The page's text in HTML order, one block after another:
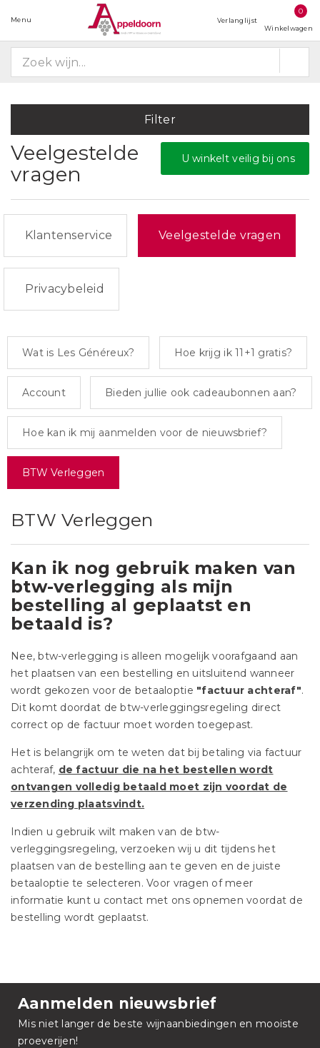
Menu Verlanglijst
0
Winkelwagen
Filter
U winkelt veilig bij ons
Veelgestelde
vragen
Klantenservice Veelgestelde vragen
Privacybeleid
Wat is Les Généreux? Hoe krijg ik 11+1 gratis?
Account Bieden jullie ook cadeaubonnen aan?
Hoe kan ik mij aanmelden voor de nieuwsbrief?
BTW Verleggen
BTW Verleggen
Kan ik nog gebruik maken van
btw-verlegging als mijn
bestelling al geplaatst en
betaald is?
Nee, btw-verlegging is alleen mogelijk voorafgaand aan
het plaatsen van een bestelling en uitsluitend wanneer
wordt gekozen voor de betaaloptie "factuur achteraf".
Dit komt doordat de btw-verleggingsregeling direct
correct op de factuur moet worden toegepast.
Het is belangrijk om te weten dat bij betaling via factuur
achteraf, de factuur die na het bestellen wordt
ontvangen volledig betaald moet zijn voordat de
verzending plaatsvindt.
Indien u gebruik wilt maken van de btw-
verleggingsregeling, verzoeken wij u dit tijdens het
plaatsen van de bestelling aan te geven en de juiste
betaaloptie te selecteren. Voor vragen of meer
informatie kunt u contact met ons opnemen voordat de
bestelling wordt geplaatst.
Aanmelden nieuwsbrief
Mis niet langer de beste wijnaanbiedingen en mooiste
proeverijen!